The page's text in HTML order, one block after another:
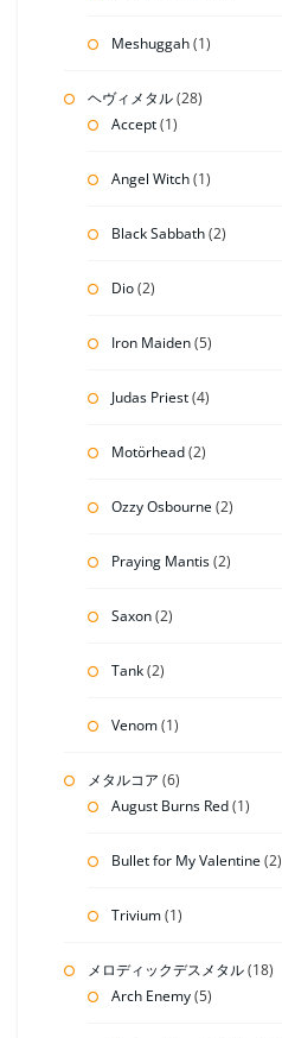
Meshuggah(1)
ヘヴィメタル(28)
Accept(1)
Angel Witch(1)
Black Sabbath(2)
Dio(2)
Iron Maiden(5)
Judas Priest(4)
Motörhead(2)
Ozzy Osbourne(2)
Praying Mantis(2)
Saxon(2)
Tank(2)
Venom(1)
メタルコア (6)
August Burns Red(1)
Bullet for My Valentine(2)
Trivium(1)
メロディックデスメタル(18)
Arch Enemy(5)